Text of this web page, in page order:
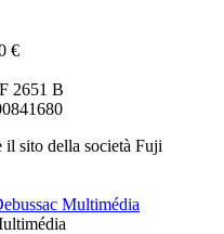
€
2651 B
il sito della società Fuji
Multimédia